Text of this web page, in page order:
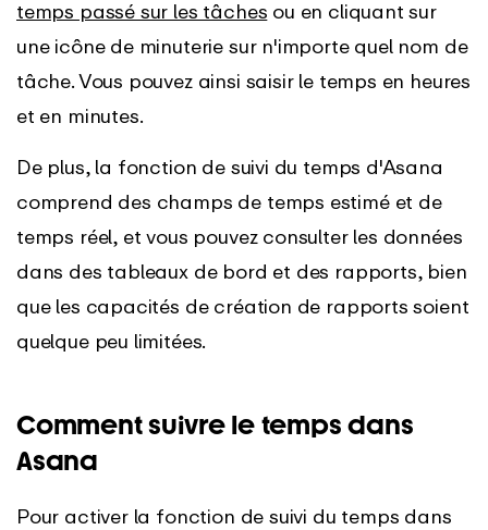
temps passé sur les tâches ou en cliquant sur
une icône de minuterie sur n'importe quel nom de
tâche. Vous pouvez ainsi saisir le temps en heures
et en minutes.
De plus, la fonction de suivi du temps d'Asana
comprend des champs de temps estimé et de
temps réel, et vous pouvez consulter les données
dans des tableaux de bord et des rapports, bien
que les capacités de création de rapports soient
quelque peu limitées.
Comment suivre le temps dans
Asana
Pour activer la fonction de suivi du temps dans